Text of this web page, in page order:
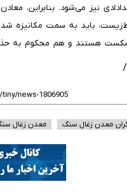
نیز می‌شود. بنابراین،
باید به سمت مکانیزه
هستند و هم محکوم به
معدن زغال سنگ معدن زغال